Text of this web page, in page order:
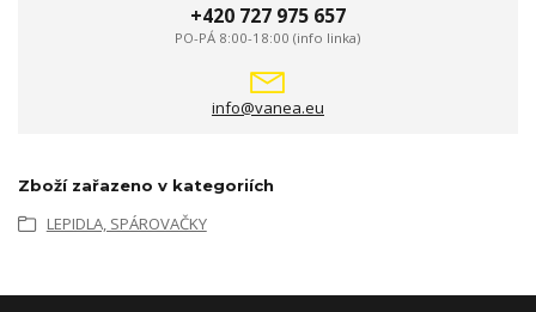
+420 727 975 657
PO-PÁ 8:00-18:00 (info linka)
info@vanea.eu
Zboží zařazeno v kategoriích
LEPIDLA, SPÁROVAČKY